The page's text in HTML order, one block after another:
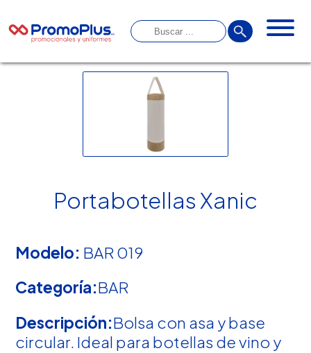
Portabotellas Xanic
Modelo: BAR 019
Categoría:BAR
Descripción:Bolsa con asa y base
circular. Ideal para botellas de vino y